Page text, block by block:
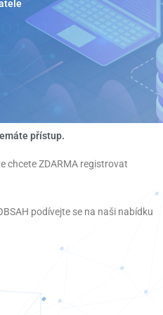
přístup.
chcete ZDARMA registrovat
podívejte se na naši nabídku